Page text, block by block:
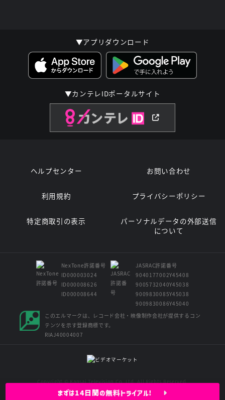
まずは14日間の無料トライアル!
▼アプリダウンロード
▼カンテレIDポータルサイト
ヘルプセンター お問い合わせ
利用規約 プライバシーポリシー
特定商取引の表示
パーソナルデータの外部送信
について
NexTone許諾番号
ID000003024
ID000008626
ID000008644
JASRAC許諾番号
9040177002Y45408
9005732040Y45038
9009830085Y45038
9009830086Y45040
このエルマークは、レコード会社・映像制作会社が提供するコン
テンツを示す登録商標です。
RIAJ40004007
Copyright © Kansai Television Co. Ltd. All Rights Reserved.